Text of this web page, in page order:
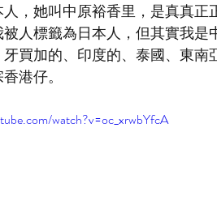
，她叫中原裕香里，是真真
人標籤為日本人，但其實我
買加的、印度的、泰國、東
港仔。
watch?v=oc_xrwbYfcA